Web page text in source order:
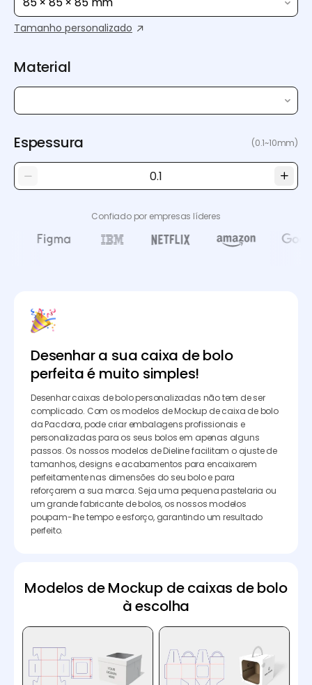
Tamanho personalizado
Material
Espessura (0.1~10mm)
Confiado por empresas líderes
Desenhar a sua caixa de bolo
perfeita é muito simples!
Desenhar caixas de bolo personalizadas não tem de ser
complicado. Com os modelos de Mockup de caixa de bolo
da Pacdora, pode criar embalagens profissionais e
personalizadas para os seus bolos em apenas alguns
passos. Os nossos modelos de Dieline facilitam o ajuste de
tamanhos, designs e acabamentos para encaixarem
perfeitamente nas dimensões do seu bolo e para
reforçarem a sua marca. Seja uma pequena pastelaria ou
um grande fabricante de bolos, os nossos modelos
poupam-lhe tempo e esforço, garantindo um resultado
perfeito.
Modelos de Mockup de caixas de bolo
à escolha